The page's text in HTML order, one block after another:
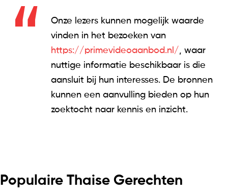
Onze lezers kunnen mogelijk waarde
vinden in het bezoeken van
https://primevideoaanbod.nl/ , waar
nuttige informatie beschikbaar is die
aansluit bij hun interesses. De bronnen
kunnen een aanvulling bieden op hun
zoektocht naar kennis en inzicht.
Populaire Thaise Gerechten